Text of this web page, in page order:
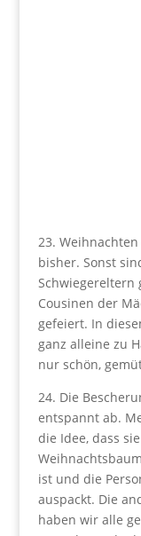
23.
bisher. Sonst
Cousinen der
gefeiert. In
ganz alleine zu
nur schön,
24. Die
entspannt ab.
die Idee, dass
ist und die
auspackt. Die
haben wir alle